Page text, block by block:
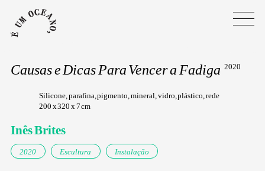
Causas e Dicas Para Vencer a Fadiga 2020
Silicone, parafina, pigmento, mineral, vidro, plástico, rede
200 x 320 x 7 cm
Inês Brites
2020 Escultura Instalação